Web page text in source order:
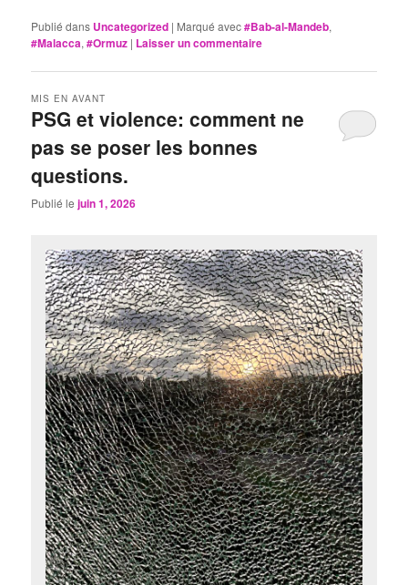
Publié dans Uncategorized | Marqué avec#Bab-al-Mandeb,
#Malacca,#Ormuz | Laisser un commentaire
PSG et violence: comment ne
pas se poser les bonnes
questions.
MIS EN AVANT
Publié lejuin 1, 2026